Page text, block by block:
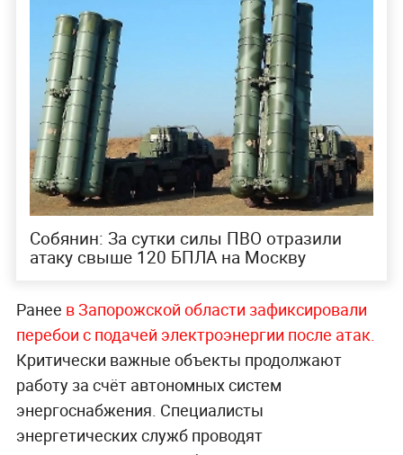
Собянин: За сутки силы ПВО отразили
атаку свыше 120 БПЛА на Москву
Ранее в Запорожской области зафиксировали
перебои с подачей электроэнергии после атак.
Критически важные объекты продолжают
работу за счёт автономных систем
энергоснабжения. Специалисты
энергетических служб проводят